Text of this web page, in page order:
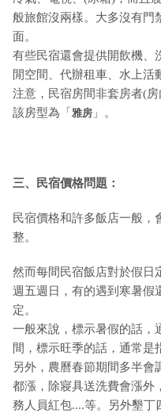
般旅館沒兩樣。大多沒有門
面。
有些民宿還會提供開飲機、
閒空間、代辦租車、水上
注意，民宿房間非套房者(
該房型為「 雅房 」。
三、民宿價格問題：
民宿價格和許多飯店一般，
整。
然而每間民宿飯店對於假日
週五週日，有的遇到寒暑假
定。
一般來說，標示暑假的話，
間，標示旺季的話，通常是
另外，農曆春節期間多半會
都漲，除寢具送洗費會漲外
務人員紅包....等。另外墾丁